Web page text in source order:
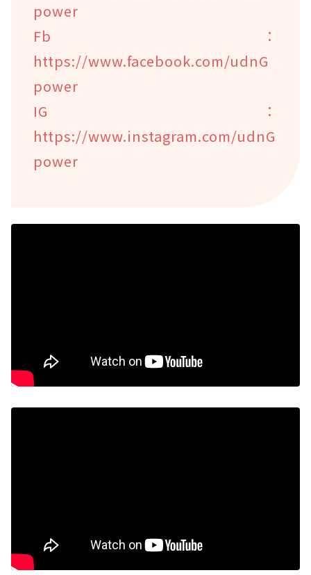
power
Fb：
https://www.facebook.com/udnG
power
IG：
https://www.instagram.com/udnG
power